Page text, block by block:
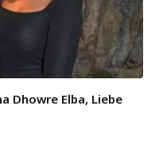
Dhowre Elba, Liebe